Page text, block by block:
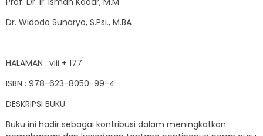
Dr. Widodo Sunaryo, S.Psi., M.BA
HALAMAN : viii + 177
ISBN : 978-623-8050-99-4
DESKRIPSI BUKU
Buku ini hadir sebagai kontribusi dalam meningkatkan